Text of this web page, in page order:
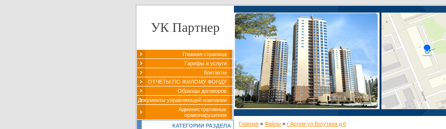
УК Партнер
Главная страница
Тарифы и услуги
Контакты
ОТЧЕТЫ ПО ЖИЛОМУ ФОНДУ
Образцы договоров
Документы управляющей компании
Административные
правонарушения
КАТЕГОРИИ РАЗДЕЛА
Главная » Файлы » г Артем ул Ватутина д.6